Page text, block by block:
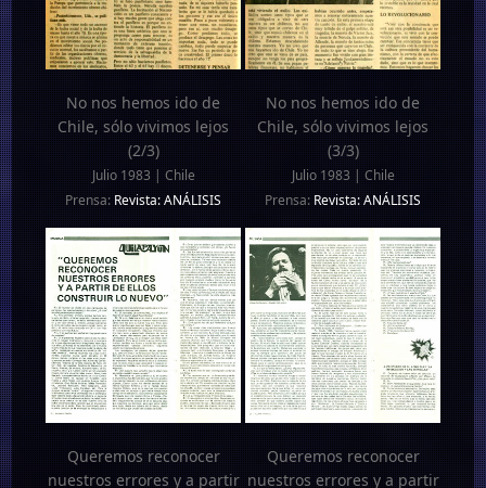
No nos hemos ido de
Chile, sólo vivimos lejos
(2/3)
Julio 1983 | Chile
Prensa: Revista: ANÁLISIS
No nos hemos ido de
Chile, sólo vivimos lejos
(3/3)
Julio 1983 | Chile
Prensa: Revista: ANÁLISIS
Queremos reconocer
nuestros errores y a partir
Queremos reconocer
nuestros errores y a partir